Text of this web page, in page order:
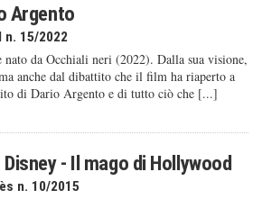
Argento
n. 15/2022
nato da Occhiali neri (2022). Dalla sua visione,
anche dal dibattito che il film ha riaperto a
di Dario Argento e di tutto ciò che [...]
- Il mago di Hollywood
n. 10/2015